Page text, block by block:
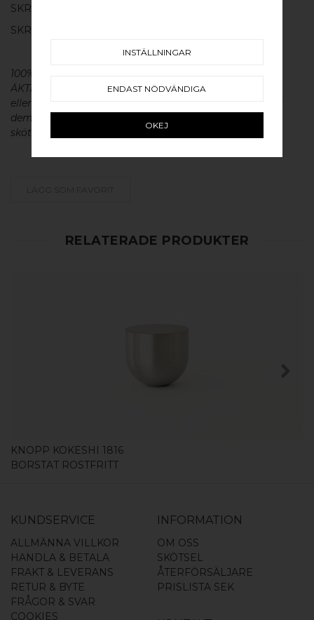
SKRUV FÖR LUCKA: M4 X 20MM - 1 ST
SKRUVSTIFT FÖR VÄGG: M4 X 40MM - 1 ST
100% ÄKTA METALL - Alla våra beslag är tillverkade av
ÄKTA massiv mässing, koppar, rostfritt stål
eller aluminium utan metallisk ytbehandling, vilket ger
dem en väldigt lång livslängd och vacker patina. För
skötsel av våra produkter läs mer
RELATERADE PRODUKTER
KNOPP KOKESHI 1816
BORSTAT ROSTFRITT
KUNDSERVICE
ALLMÄNNA VILLKOR
HANDLA & BETALA
FRAKT & LEVERANS
RETUR & BYTE
FRÅGOR & SVAR
COOKIES
INFORMATION
OM OSS
SKÖTSEL
ÅTERFÖRSÄLJARE
PRISLISTA SEK
INSTÄLLNINGAR
ENDAST NÖDVÄNDIGA
OKEJ